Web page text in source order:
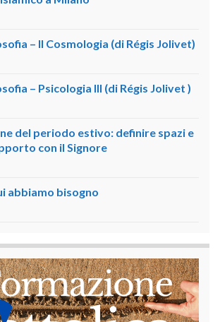
– II Cosmologia (di Régis Jolivet)
– Psicologia III (di Régis Jolivet )
del periodo estivo: definire spazi e
con il Signore
abbiamo bisogno